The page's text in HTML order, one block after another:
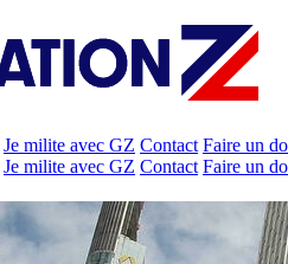
Je milite avec GZ Contact Faire un
Je milite avec GZ Contact Faire un